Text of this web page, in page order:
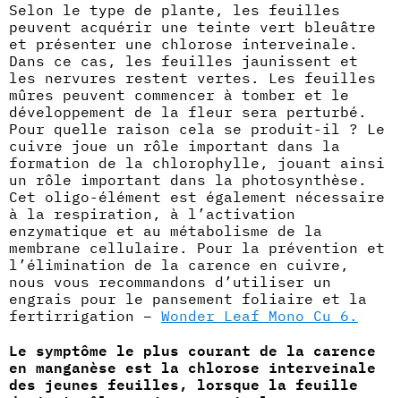
Selon le type de plante, les feuilles
peuvent acquérir une teinte vert bleuâtre
et présenter une chlorose interveinale.
Dans ce cas, les feuilles jaunissent et
les nervures restent vertes. Les feuilles
mûres peuvent commencer à tomber et le
développement de la fleur sera perturbé.
Pour quelle raison cela se produit-il ? Le
cuivre joue un rôle important dans la
formation de la chlorophylle, jouant ainsi
un rôle important dans la photosynthèse.
Cet oligo-élément est également nécessaire
à la respiration, à l’activation
enzymatique et au métabolisme de la
membrane cellulaire. Pour la prévention et
l’élimination de la carence en cuivre,
nous vous recommandons d’utiliser un
engrais pour le pansement foliaire et la
fertirrigation – Wonder Leaf Mono Cu 6.
Le symptôme le plus courant de la carence
en manganèse est la chlorose interveinale
des jeunes feuilles, lorsque la feuille